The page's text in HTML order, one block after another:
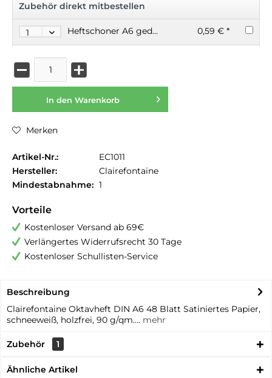
Zubehör direkt mitbestellen
Heftschoner A6 gedeckt blau oder rot 0,59 € *
In den Warenkorb
Merken
Artikel-Nr.:
EC1011
Hersteller:
Clairefontaine
Mindestabnahme: 1
Vorteile
Kostenloser Versand ab 69€
Verlängertes Widerrufsrecht 30 Tage
Kostenloser Schullisten-Service
Beschreibung
Clairefontaine Oktavheft DIN A6 48 Blatt Satiniertes Papier,
schneeweiß, holzfrei, 90 g/qm.... mehr
Zubehör 1
Ähnliche Artikel